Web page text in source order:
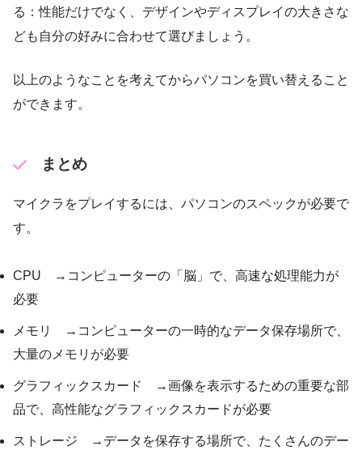
る：性能だけでなく、デザインやディスプレイの大きさな
ども自分の好みに合わせて選びましょう。
以上のようなことを考えてからパソコンを買い替えること
ができます。
まとめ
マイクラをプレイするには、パソコンのスペックが必要で
す。
CPU →コンピューターの「脳」で、高速な処理能力が
必要
メモリ →コンピューターの一時的なデータ保存場所で、
大量のメモリが必要
グラフィックスカード →画像を表示するための重要な部
品で、高性能なグラフィックスカードが必要
ストレージ →データを保存する場所で、たくさんのデー